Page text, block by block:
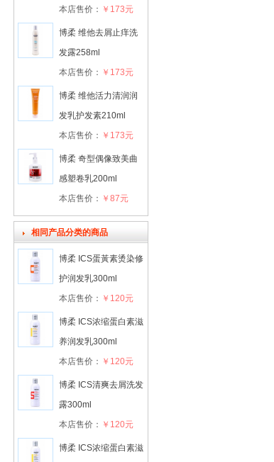
本店售价： ￥173元
博柔 维他去屑止痒洗
发露258ml
本店售价： ￥173元
博柔 维他活力清润润
发乳护发素210ml
本店售价： ￥173元
博柔 奇型偶像致美曲
感塑卷乳200ml
本店售价： ￥87元
相同产品分类的商品
博柔 ICS蛋黃素烫染修
护润发乳300ml
本店售价： ￥120元
博柔 ICS浓缩蛋白素滋
养润发乳300ml
本店售价： ￥120元
博柔 ICS清爽去屑洗发
露300ml
本店售价： ￥120元
博柔 ICS浓缩蛋白素滋